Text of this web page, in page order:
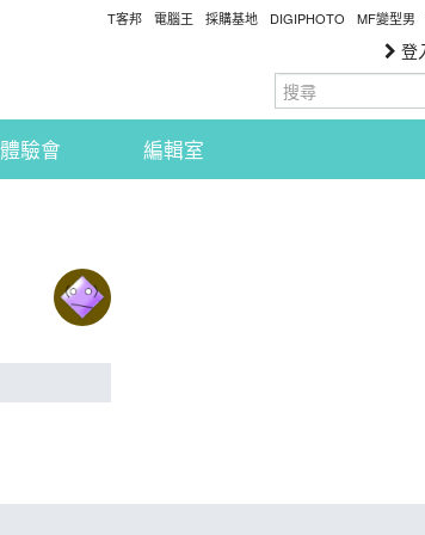
T客邦 電腦王 採購基地 DIGIPHOTO MF變型男
登
體驗會 編輯室